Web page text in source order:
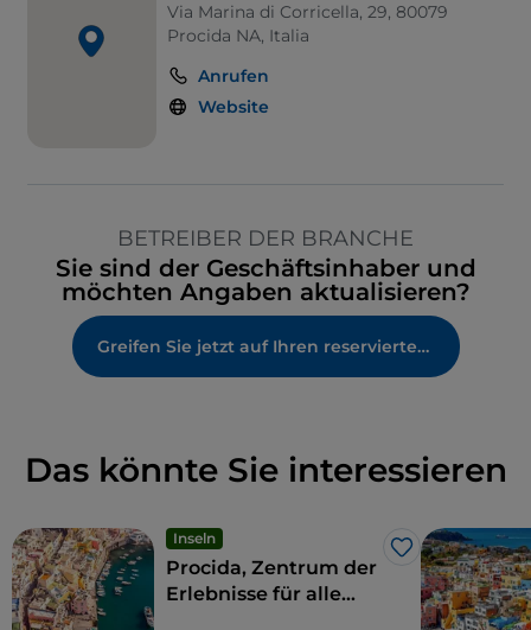
Via Marina di Corricella, 29, 80079
Procida NA, Italia
Anrufen
Website
BETREIBER DER BRANCHE
Sie sind der Geschäftsinhaber und
möchten Angaben aktualisieren?
Greifen Sie jetzt auf Ihren reservierten Bereich zu
Das könnte Sie interessieren
Inseln
Like
Procida, Zentrum der
Erlebnisse für alle